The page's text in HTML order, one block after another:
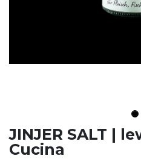
JINJER SALT |
Cucina